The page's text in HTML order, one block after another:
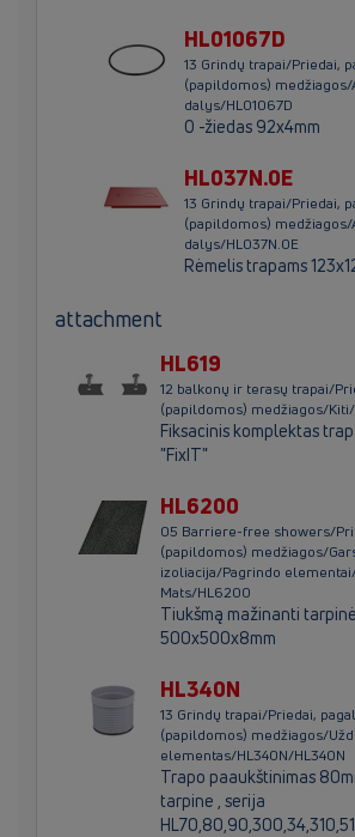
HL01067D
13 Grindų trapai/Priedai,
(papildomos)
dalys/HL01067D
O -žiedas 92x4mm
HL037N.0E
13 Grindų trapai/Priedai,
(papildomos)
dalys/HL037N.0E
Rėmelis trapams
attachment
HL619
12 balkonų ir terasų trapai/
(papildomos) medžiagos/
Fiksacinis komplektas
"FixIT"
HL6200
05 Barriere-free showers/
(papildomos) medžiagos/
izoliacija/Pagrindo
Mats/HL6200
Tiukšmą mažinanti tarpinė
500x500x8mm
HL340N
13 Grindų trapai/Priedai,
(papildomos) medžiagos/
elementas/HL340N/HL340N
Trapo paaukštinimas
tarpine , serija